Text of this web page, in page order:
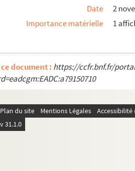
Date
2
Importance matérielle
1
document : https://ccfr.bnf.fr/
Plan du site Mentions Légales
v 31.1.0